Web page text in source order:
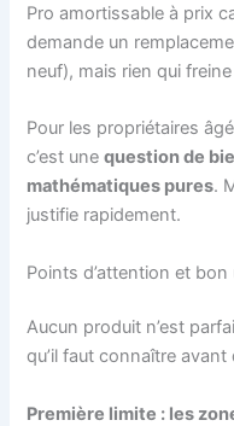
Pro amortissable à prix
demande un
neuf), mais rien qui freine
Pour les propriétaires
c’est unequestion de
mathématiques pures.
justifie rapidement.
Points d’attention et
Aucun produit n’est
qu’il faut connaître avant
Première limite : les